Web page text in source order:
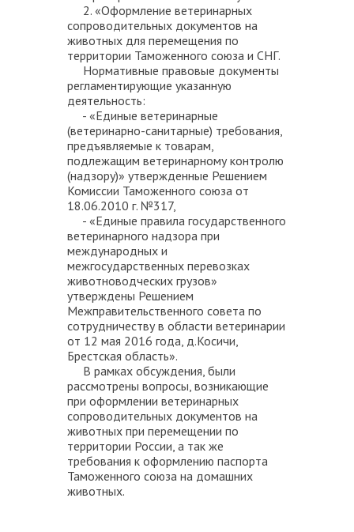
2. «Оформление ветеринарных
сопроводительных документов на
животных для перемещения по
территории Таможенного союза и СНГ.
Нормативные правовые документы
регламентирующие указанную
деятельность:
- «Единые ветеринарные
(ветеринарно-санитарные) требования,
предъявляемые к товарам,
подлежащим ветеринарному контролю
(надзору)» утвержденные Решением
Комиссии Таможенного союза от
18.06.2010 г. №317,
- «Единые правила государственного
ветеринарного надзора при
международных и
межгосударственных перевозках
животноводческих грузов»
утверждены Решением
Межправительственного совета по
сотрудничеству в области ветеринарии
от 12 мая 2016 года, д.Косичи,
Брестская область».
В рамках обсуждения, были
рассмотрены вопросы, возникающие
при оформлении ветеринарных
сопроводительных документов на
животных при перемещении по
территории России, а так же
требования к оформлению паспорта
Таможенного союза на домашних
животных.